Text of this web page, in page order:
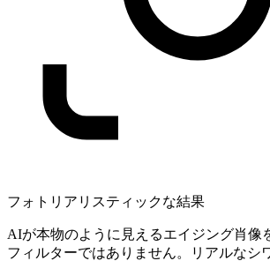
フォトリアリスティックな結果
AIが本物のように見えるエイジング肖
フィルターではありません。リアルなシ